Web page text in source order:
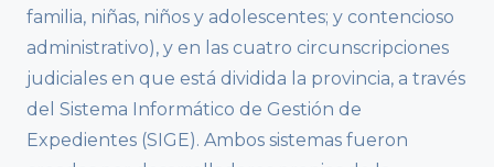
familia, niñas, niños y adolescentes; y contencioso
administrativo), y en las cuatro circunscripciones
judiciales en que está dividida la provincia, a través
del Sistema Informático de Gestión de
Expedientes (SIGE). Ambos sistemas fueron